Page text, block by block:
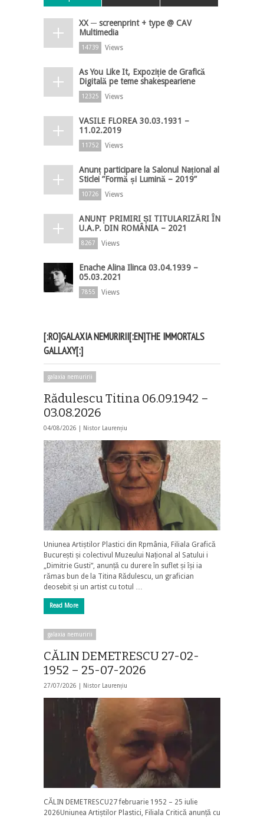
XX ─ screenprint + type @ CAV
Multimedia
14739 Views
As You Like It, Expoziție de Grafică
Digitală pe teme shakespeariene
12325 Views
VASILE FLOREA 30.03.1931 –
11.02.2019
11752 Views
Anunț participare la Salonul Național al
Sticlei ”Formă și Lumină – 2019”
10726 Views
ANUNȚ PRIMIRI ȘI TITULARIZĂRI ÎN
U.A.P. DIN ROMÂNIA – 2021
8267 Views
Enache Alina Ilinca 03.04.1939 –
05.03.2021
7855 Views
[:RO]GALAXIA NEMURIRII[:EN]THE IMMORTALS
GALLAXY[:]
galaxia nemuririi
Rădulescu Titina 06.09.1942 –
03.08.2026
04/08/2026 | Nistor Laurențiu
Uniunea Artiștilor Plastici din Rpmânia, Filiala Grafică
București și colectivul Muzeului Național al Satului i
„Dimitrie Gusti”, anunță cu durere în suflet și își ia
rămas bun de la Titina Rădulescu, un grafician
deosebit și un artist cu totul …
Read More
galaxia nemuririi
CĂLIN DEMETRESCU 27-02-
1952 – 25-07-2026
27/07/2026 | Nistor Laurențiu
CĂLIN DEMETRESCU27 februarie 1952 – 25 iulie
2026Uniunea Artiștilor Plastici, Filiala Critică anunță cu